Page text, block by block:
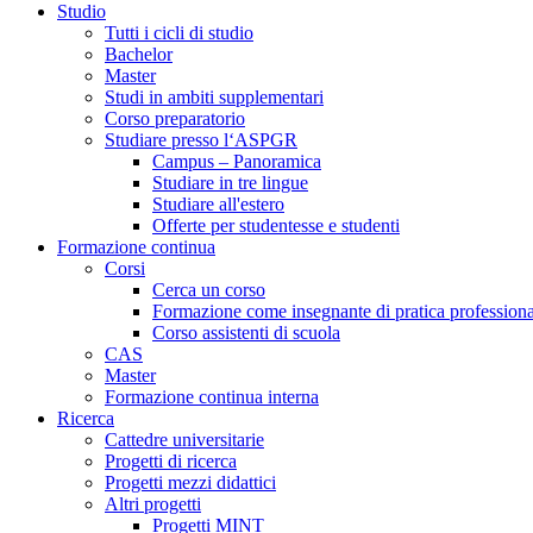
Studio
Tutti i cicli di studio
Bachelor
Master
Studi in ambiti supplementari
Corso preparatorio
Studiare presso l‘ASPGR
Campus – Panoramica
Studiare in tre lingue
Studiare all'estero
Offerte per studentesse e studenti
Formazione continua
Corsi
Cerca un corso
Formazione come insegnante di pratica
Corso assistenti di scuola
CAS
Master
Formazione continua interna
Ricerca
Cattedre universitarie
Progetti di ricerca
Progetti mezzi didattici
Altri progetti
Progetti MINT